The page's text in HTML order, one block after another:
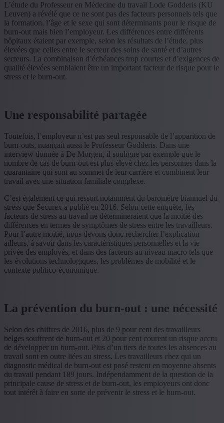
L’étude du Professeur en Médecine du travail Lode Godderis (KU
Leuven) a révélé que ce ne sont pas des facteurs personnels tels que
la formation, l’âge et le sexe qui sont déterminants pour le risque de
burn-out mais bien l’employeur. Les différences entre différents
hôpitaux étaient par exemple, selon les résultats de l’étude, plus
élevées que celles entre le secteur des soins de santé et d’autres
secteurs. La combinaison d’échéances trop courtes et d’exigences de
qualité élevées semblaient être un important facteur de risque pour le
stress et le burn-out.
Une responsabilité partagée
Toutefois, l’employeur n’est pas seul responsable de l’apparition de
burn-outs, nuançait aussi le Professeur Godderis. Dans une
interview donnée à De Morgen, il souligne par exemple que le
nombre de cas de burn-out est plus élevé chez les personnes dans la
quarantaine qui sont au sommet de leur carrière et combinent leur
travail avec une situation familiale complexe.
C’est également ce qui ressort notamment du baromètre biannuel du
stress que Securex a publié en 2016. Selon cette enquête, les
facteurs de stress au travail ne détermineraient que la moitié des
différences en termes de symptômes de stress entre les travailleurs.
Pour l’autre moitié, nous devons donc rechercher l’explication
ailleurs, à savoir dans les caractéristiques personnelles et la vie
privée des employés, et dans des facteurs au niveau macro tels que
les évolutions technologiques, les problèmes de mobilité et le
contexte politico-économique.
La prévention du burn-out : une nécessité
Selon des chiffres de 2016, plus de 9 pour cent des travailleurs
belges souffrent de burn-out et 20 pour cent courent un risque accru
de développer un burn-out. Plus d’un tiers de toutes les absences au
travail sont en outre liées au stress. Les travailleurs chez qui un
diagnostic médical de burn-out est posé restent en moyenne absents
du travail pendant 189 jours. Indépendamment de la question de la
principale cause de stress et de burn-out, les employeurs ont donc
tout intérêt à faire en sorte de prévenir le stress et le burn-out.